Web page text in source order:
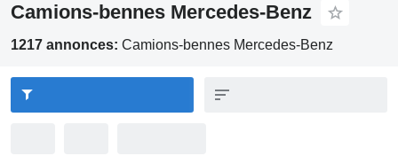
Camions-bennes Mercedes-Benz
1217 annonces: Camions-bennes Mercedes-Benz